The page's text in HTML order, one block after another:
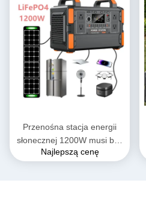
elektrownia
Przenośna stacja energii
słonecznej 1200W musi być
podstawowy zewnętrzny
Najlepszą cenę